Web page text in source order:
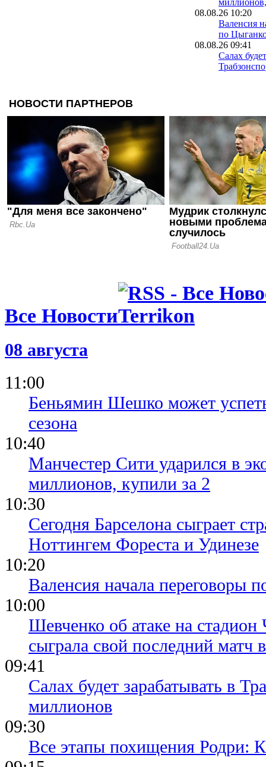
08.08.26 10:20
Валенсия
по
08.08.26 09:41
Салах
обошла
08.08.26 09:15
Вест Хэму
Все Новости
08 августа
11:00
Беньямин Шешко может
сезона
10:40
Манчестер Сити ударился в
миллионов, купили за 2
10:30
Сегодня Барселона сыграет
Ноттингем Фореста и Удинезе
10:20
Валенсия начала переговоры
10:00
Шевченко об атаке на
сыграла свой последний матч
09:41
Салах будет зарабатывать в
миллионов
09:30
Все этапы похищения Родри: